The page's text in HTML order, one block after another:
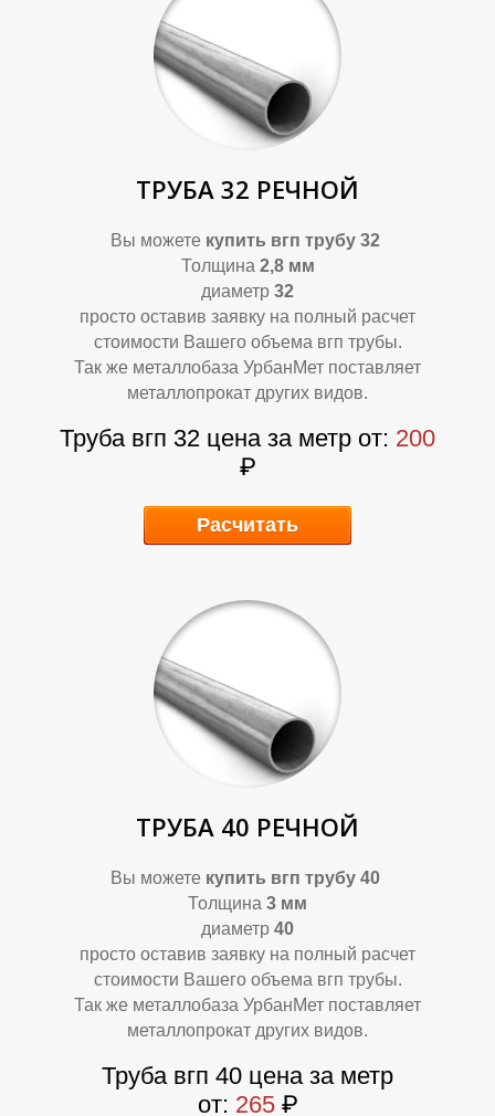
П
Р
ТРУБА 32 РЕЧНОЙ
Вы можете купить вгп трубу 32
Толщина 2,8 мм
диаметр 32
просто оставив заявку на полный расчет
стоимости Вашего объема вгп трубы.
Так же металлобаза УрбанМет поставляет
металлопрокат других видов.
Труба вгп 32 цена за метр от: 200
₽
Расчитать
ТРУБА 40 РЕЧНОЙ
Вы можете купить вгп трубу 40
Толщина 3 мм
диаметр 40
просто оставив заявку на полный расчет
стоимости Вашего объема вгп трубы.
Так же металлобаза УрбанМет поставляет
металлопрокат других видов.
Труба вгп 40 цена за метр
от: 265 ₽
П
Р